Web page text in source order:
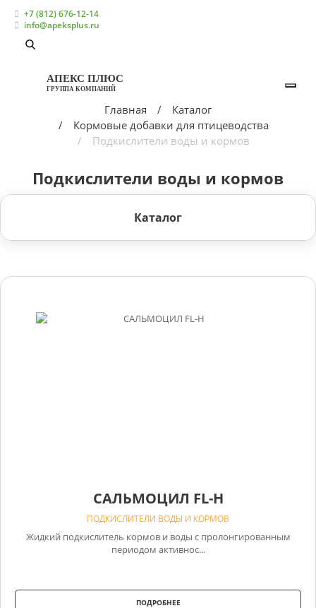
+7 (812) 676-12-14
info@apeksplus.ru
АПЕКС ПЛЮС
ГРУППА КОМПАНИЙ
Главная
Каталог
Кормовые добавки для птицеводства
Подкислители воды и кормов
Подкислители воды и кормов
Каталог
САЛЬМОЦИЛ FL-Н
ПОДКИСЛИТЕЛИ ВОДЫ И КОРМОВ
Жидкий подкислитель кормов и воды с пролонгированным
периодом активнос...
ПОДРОБНЕЕ